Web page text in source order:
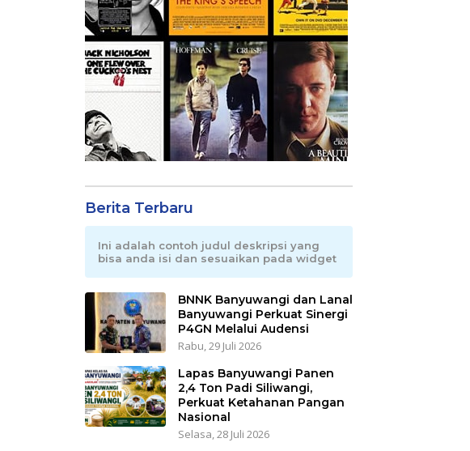
Berita Terbaru
Ini adalah contoh judul deskripsi yang
bisa anda isi dan sesuaikan pada widget
BNNK Banyuwangi dan Lanal
Banyuwangi Perkuat Sinergi
P4GN Melalui Audensi
Rabu, 29 Juli 2026
Lapas Banyuwangi Panen
2,4 Ton Padi Siliwangi,
Perkuat Ketahanan Pangan
Nasional
Selasa, 28 Juli 2026